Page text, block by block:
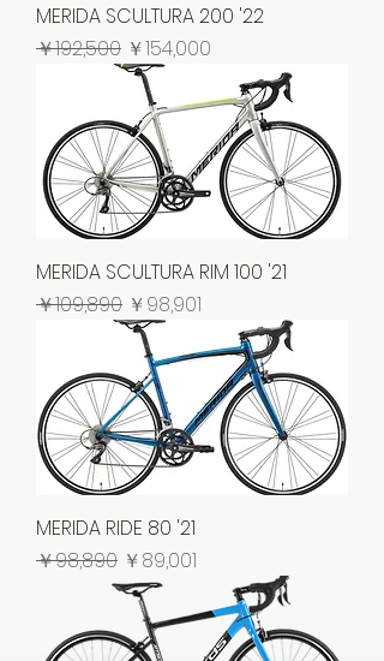
MERIDA SCULTURA 200 '22
通常価格
￥192,500 セール価格
￥154,000
MERIDA SCULTURA RIM 100 '21
通常価格
￥109,890 セール価格
￥98,901
MERIDA RIDE 80 '21
通常価格
￥98,890 セール価格
￥89,001